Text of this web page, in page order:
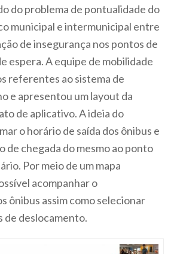
do problema de pontualidade do
municipal e intermunicipal entre
de insegurança nos pontos de
espera. A equipe de mobilidade
referentes ao sistema de
e apresentou um layout da
de aplicativo. A ideia do
o horário de saída dos ônibus e
de chegada do mesmo ao ponto
Por meio de um mapa
acompanhar o
ônibus assim como selecionar
de deslocamento.